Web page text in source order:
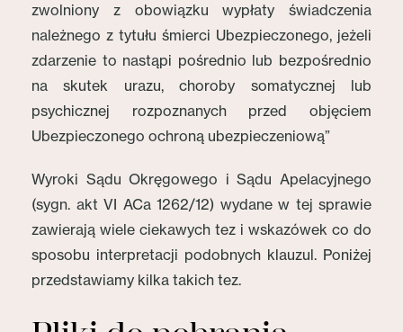
zwolniony z obowiązku wypłaty świadczenia
należnego z tytułu śmierci Ubezpieczonego, jeżeli
zdarzenie to nastąpi pośrednio lub bezpośrednio
na skutek urazu, choroby somatycznej lub
psychicznej rozpoznanych przed objęciem
Ubezpieczonego ochroną ubezpieczeniową”
Wyroki Sądu Okręgowego i Sądu Apelacyjnego
(sygn. akt VI ACa 1262/12) wydane w tej sprawie
zawierają wiele ciekawych tez i wskazówek co do
sposobu interpretacji podobnych klauzul. Poniżej
przedstawiamy kilka takich tez.